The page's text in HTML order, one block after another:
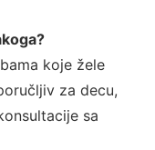
koje žele
za decu,
sa